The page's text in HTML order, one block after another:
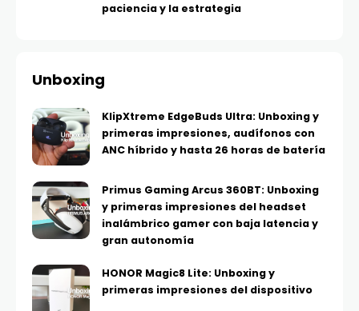
paciencia y la estrategia
Unboxing
KlipXtreme EdgeBuds Ultra: Unboxing y
primeras impresiones, audífonos con
ANC híbrido y hasta 26 horas de batería
Primus Gaming Arcus 360BT: Unboxing
y primeras impresiones del headset
inalámbrico gamer con baja latencia y
gran autonomía
HONOR Magic8 Lite: Unboxing y
primeras impresiones del dispositivo